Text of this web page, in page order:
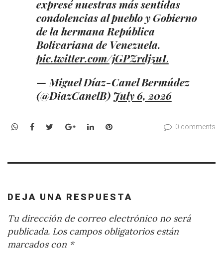
expresé nuestras más sentidas
condolencias al pueblo y Gobierno
de la hermana República
Bolivariana de Venezuela.
pic.twitter.com/jGPZrdj5uL
— Miguel Díaz-Canel Bermúdez
(@DiazCanelB) July 6, 2026
WhatsApp
Facebook
TwitterGoogle+LinkedInPinterest 0 comments
DEJA UNA RESPUESTA
Tu dirección de correo electrónico no será
publicada. Los campos obligatorios están
marcados con *